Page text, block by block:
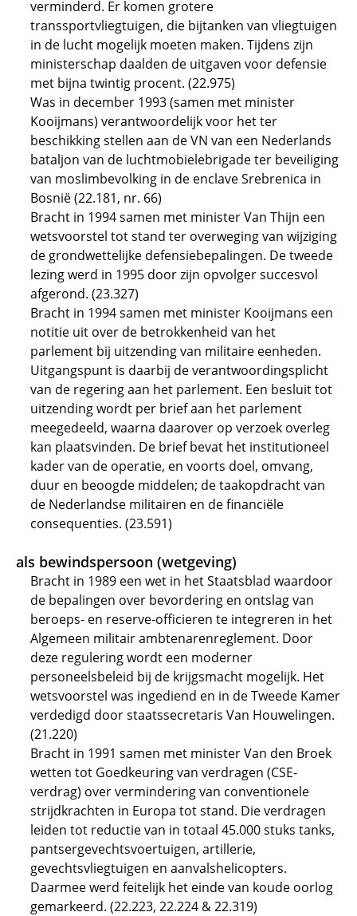
verminderd. Er komen grotere
transsportvliegtuigen, die bijtanken van vliegtuigen
in de lucht mogelijk moeten maken. Tijdens zijn
ministerschap daalden de uitgaven voor defensie
met bijna twintig procent. (22.975)
Was in december 1993 (samen met minister
Kooijmans) verantwoordelijk voor het ter
beschikking stellen aan de VN van een Nederlands
bataljon van de luchtmobielebrigade ter beveiliging
van moslimbevolking in de enclave Srebrenica in
Bosnië (22.181, nr. 66)
Bracht in 1994 samen met minister Van Thijn een
wetsvoorstel tot stand ter overweging van wijziging
de grondwettelijke defensiebepalingen. De tweede
lezing werd in 1995 door zijn opvolger succesvol
afgerond. (23.327)
Bracht in 1994 samen met minister Kooijmans een
notitie uit over de betrokkenheid van het
parlement bij uitzending van militaire eenheden.
Uitgangspunt is daarbij de verantwoordingsplicht
van de regering aan het parlement. Een besluit tot
uitzending wordt per brief aan het parlement
meegedeeld, waarna daarover op verzoek overleg
kan plaatsvinden. De brief bevat het institutioneel
kader van de operatie, en voorts doel, omvang,
duur en beoogde middelen; de taakopdracht van
de Nederlandse militairen en de financiële
consequenties. (23.591)
als bewindspersoon (wetgeving)
Bracht in 1989 een wet in het Staatsblad waardoor
de bepalingen over bevordering en ontslag van
beroeps- en reserve-officieren te integreren in het
Algemeen militair ambtenarenreglement. Door
deze regulering wordt een moderner
personeelsbeleid bij de krijgsmacht mogelijk. Het
wetsvoorstel was ingediend en in de Tweede Kamer
verdedigd door staatssecretaris Van Houwelingen.
(21.220)
Bracht in 1991 samen met minister Van den Broek
wetten tot Goedkeuring van verdragen (CSE-
verdrag) over vermindering van conventionele
strijdkrachten in Europa tot stand. Die verdragen
leiden tot reductie van in totaal 45.000 stuks tanks,
pantsergevechtsvoertuigen, artillerie,
gevechtsvliegtuigen en aanvalshelicopters.
Daarmee werd feitelijk het einde van koude oorlog
gemarkeerd. (22.223, 22.224 & 22.319)